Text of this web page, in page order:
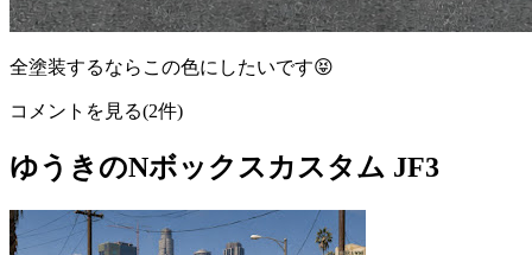
全塗装するならこの色にしたいです😝
コメントを見る(2件)
ゆうきのNボックスカスタム JF3